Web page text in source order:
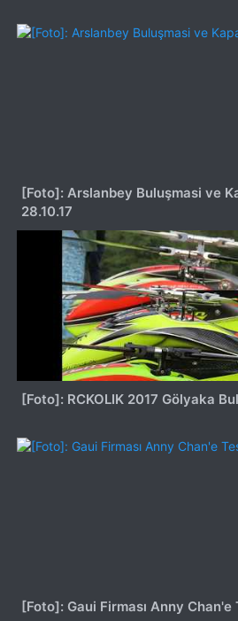
[Foto]: Arslanbey Buluşmasi ve
28.10.17
[Foto]: RCKOLIK 2017 Gölyaka
[Foto]: Gaui Firması Anny